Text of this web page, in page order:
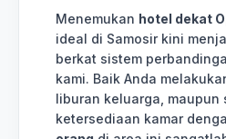
Menemukan hotel dekat
ideal di Samosir kini
berkat sistem
kami. Baik Anda
liburan keluarga, maupun
ketersediaan kamar